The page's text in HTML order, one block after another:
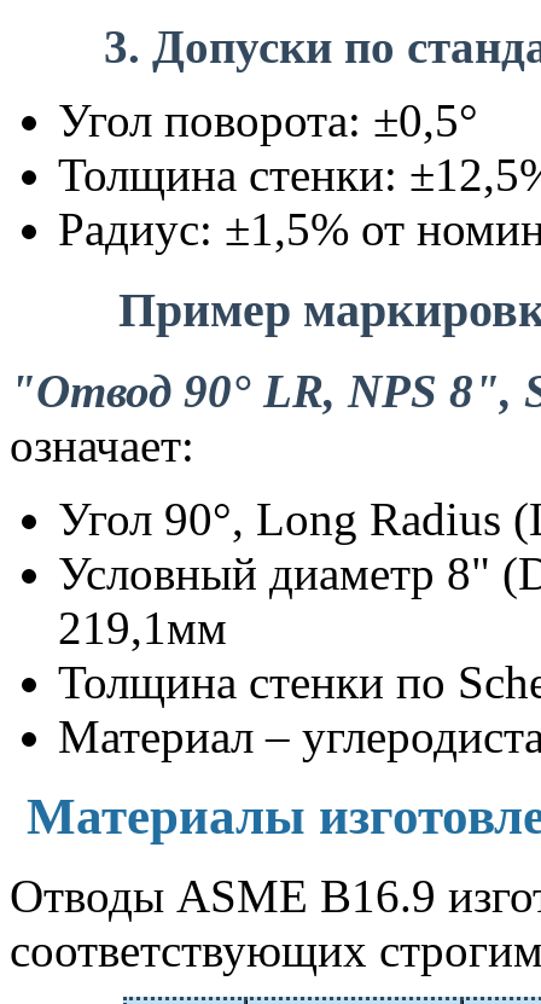
3. Допуски по
Угол поворота: ±0,5°
Толщина стенки:
Радиус: ±1,5% от
Пример
"Отвод 90° LR, NPS 8",
означает:
Угол 90°, Long Radius
Условный диаметр 8"
219,1мм
Толщина стенки по
Материал –
Материалы
Отводы ASME B16.9
соответствующих